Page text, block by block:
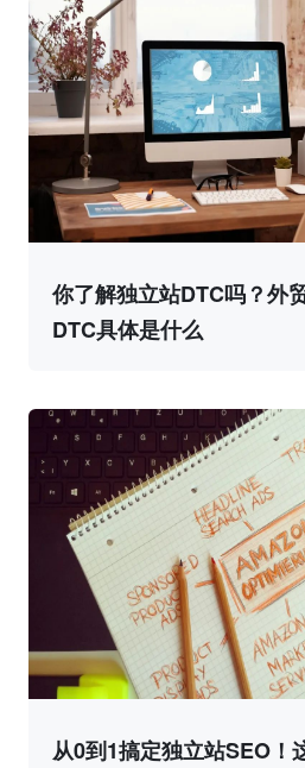
你了解独立站DTC吗？外
DTC具体是什么
从0到1搞定独立站SEO！